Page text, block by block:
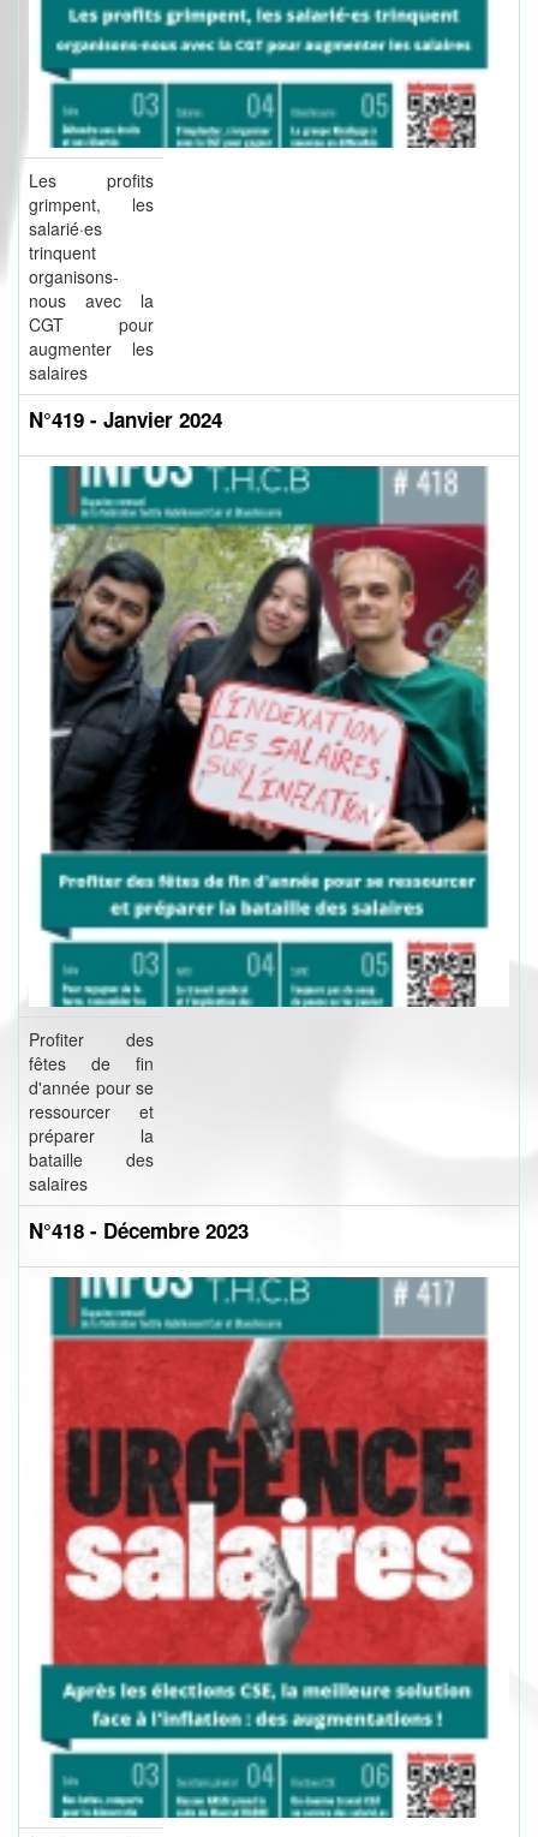
Les profits
grimpent, les
salarié·es
trinquent
organisons-
nous avec la
CGT pour
augmenter les
salaires
N°419 - Janvier 2024
Profiter des
fêtes de fin
d'année pour se
ressourcer et
préparer la
bataille des
salaires
N°418 - Décembre 2023